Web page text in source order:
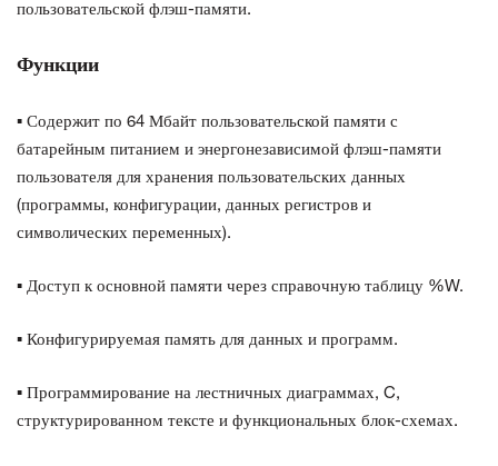
пользовательской флэш-памяти.
Функции
▪ Содержит по 64 Мбайт пользовательской памяти с
батарейным питанием и энергонезависимой флэш-памяти
пользователя для хранения пользовательских данных
(программы, конфигурации, данных регистров и
символических переменных).
▪ Доступ к основной памяти через справочную таблицу %W.
▪ Конфигурируемая память для данных и программ.
▪ Программирование на лестничных диаграммах, C,
структурированном тексте и функциональных блок-схемах.